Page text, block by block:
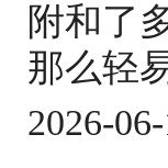
附和了
那么轻
2026-